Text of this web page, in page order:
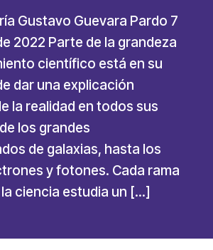
Gustavo Guevara Pardo 7
2022 Parte de la grandeza
científico está en su
dar una explicación
la realidad en todos sus
los grandes
de galaxias, hasta los
y fotones. Cada rama
ciencia estudia un […]